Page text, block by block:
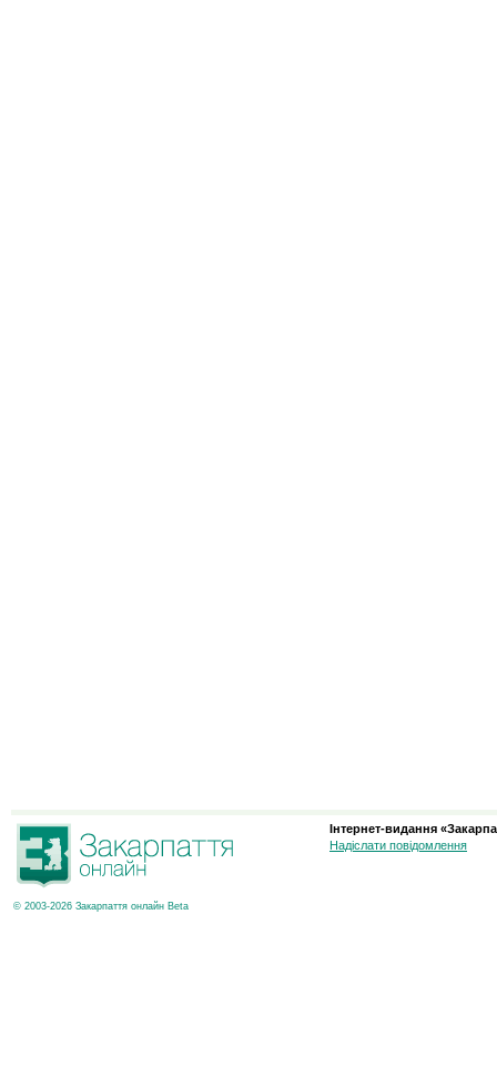
© 2003-2026 Закарпаття онлайн Beta
Інтернет-видання
Надіслати повідомлення